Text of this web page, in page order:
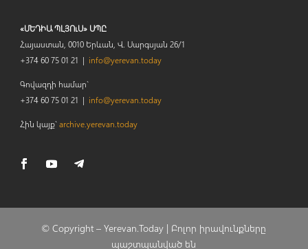
«ՄԵԴԻԱ ՊԼՅՈւՍ» ՍՊԸ
Հայաստան, 0010 Երևան, Վ. Սարգսյան 26/1
+374 60 75 01 21 | info@yerevan.today
Գովազդի համար`
+374 60 75 01 21 | info@yerevan.today
Հին կայք`archive.yerevan.today
© Copyright –Yerevan.Today | Բոլոր իրավունքները
պաշտպանված են